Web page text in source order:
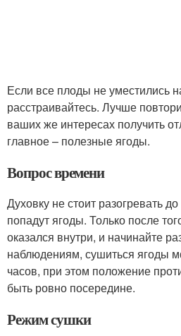
Если все плоды не уместились
расстраивайтесь. Лучше
ваших же интересах получить
главное – полезные ягоды.
Вопрос времени
Духовку не стоит разогревать
попадут ягоды. Только после
оказался внутри, и начинайте
наблюдениям, сушиться ягоды
часов, при этом положение
быть ровно посередине.
Режим сушки